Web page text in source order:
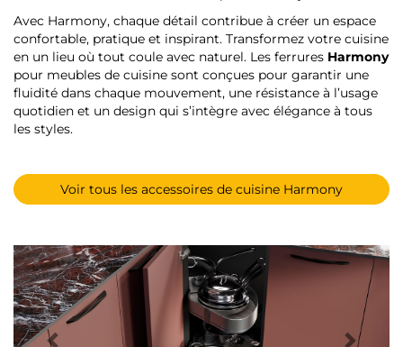
Avec Harmony, chaque détail contribue à créer un espace
confortable, pratique et inspirant. Transformez votre cuisine
en un lieu où tout coule avec naturel. Les ferrures Harmony
pour meubles de cuisine sont conçues pour garantir une
fluidité dans chaque mouvement, une résistance à l’usage
quotidien et un design qui s’intègre avec élégance à tous
les styles.
Voir tous les accessoires de cuisine Harmony